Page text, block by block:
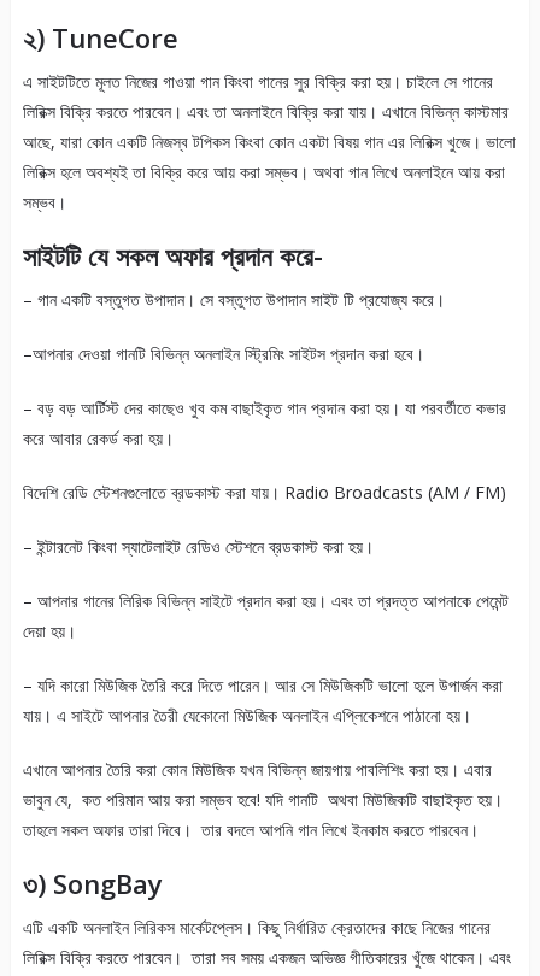
২) TuneCore
এ সাইটটিতে মূলত নিজের গাওয়া গান কিংবা গানের সুর বিক্রি করা হয়। চাইলে সে গানের
লিরিক্স বিক্রি করতে পারবেন। এবং তা অনলাইনে বিক্রি করা যায়। এখানে বিভিন্ন কাস্টমার
আছে, যারা কোন একটি নিজস্ব টপিকস কিংবা কোন একটা বিষয় গান এর লিরিক্স খুজে। ভালো
লিরিক্স হলে অবশ্যই তা বিক্রি করে আয় করা সম্ভব। অথবা গান লিখে অনলাইনে আয় করা
সম্ভব।
সাইটটি যে সকল অফার প্রদান করে-
– গান একটি বস্তুগত উপাদান। সে বস্তুগত উপাদান সাইট টি প্রযোজ্য করে।
–আপনার দেওয়া গানটি বিভিন্ন অনলাইন স্ট্রিমিং সাইটস প্রদান করা হবে।
– বড় বড় আর্টিস্ট দের কাছেও খুব কম বাছাইকৃত গান প্রদান করা হয়। যা পরবর্তীতে কভার
করে আবার রেকর্ড করা হয়।
বিদেশি রেডি স্টেশনগুলোতে ব্রডকাস্ট করা যায়। Radio Broadcasts (AM / FM)
– ইন্টারনেট কিংবা স্যাটেলাইট রেডিও স্টেশনে ব্রডকাস্ট করা হয়।
– আপনার গানের লিরিক বিভিন্ন সাইটে প্রদান করা হয়। এবং তা প্রদত্ত আপনাকে পেমেন্ট
দেয়া হয়।
– যদি কারো মিউজিক তৈরি করে দিতে পারেন। আর সে মিউজিকটি ভালো হলে উপার্জন করা
যায়। এ সাইটে আপনার তৈরী যেকোনো মিউজিক অনলাইন এপ্লিকেশনে পাঠানো হয়।
এখানে আপনার তৈরি করা কোন মিউজিক যখন বিভিন্ন জায়গায় পাবলিশিং করা হয়। এবার
ভাবুন যে, কত পরিমান আয় করা সম্ভব হবে! যদি গানটি অথবা মিউজিকটি বাছাইকৃত হয়।
তাহলে সকল অফার তারা দিবে। তার বদলে আপনি গান লিখে ইনকাম করতে পারবেন।
৩) SongBay
এটি একটি অনলাইন লিরিকস মার্কেটপ্লেস। কিছু নির্ধারিত ক্রেতাদের কাছে নিজের গানের
লিরিক্স বিক্রি করতে পারবেন। তারা সব সময় একজন অভিজ্ঞ গীতিকারের খুঁজে থাকেন। এবং